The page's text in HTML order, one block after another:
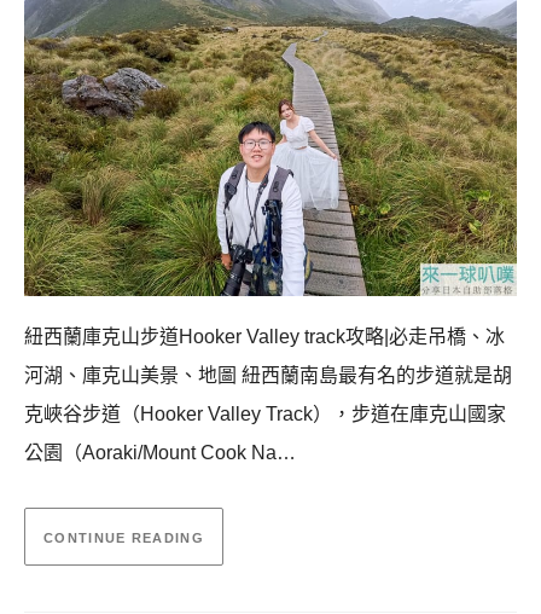
紐西蘭庫克山步道Hooker Valley track攻略|必走吊橋、冰
河湖、庫克山美景、地圖 紐西蘭南島最有名的步道就是胡
克峽谷步道（Hooker Valley Track），步道在庫克山國家
公園（Aoraki/Mount Cook Na…
CONTINUE READING